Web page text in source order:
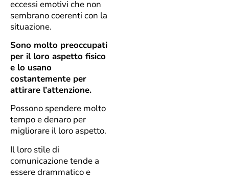
eccessi emotivi che non
sembrano coerenti con la
situazione.
Sono molto preoccupati
per il loro aspetto fisico
e lo usano
costantemente per
attirare l’attenzione.
Possono spendere molto
tempo e denaro per
migliorare il loro aspetto.
Il loro stile di
comunicazione tende a
essere drammatico e